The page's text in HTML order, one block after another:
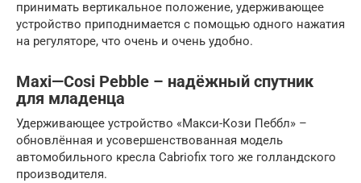
принимать вертикальное положение, удерживающее
устройство приподнимается с помощью одного нажатия
на регуляторе, что очень и очень удобно.
Maxi—Cosi Pebble – надёжный спутник
для младенца
Удерживающее устройство «Макси-Кози Пеббл» –
обновлённая и усовершенствованная модель
автомобильного кресла Cabriofix того же голландского
производителя.